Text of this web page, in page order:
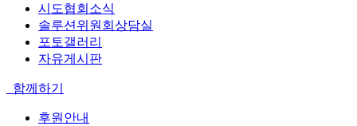
시도협회소식
솔루션위원회상담실
포토갤러리
자유게시판
함께하기
후원안내